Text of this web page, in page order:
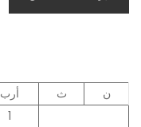
ن ث أرب
1